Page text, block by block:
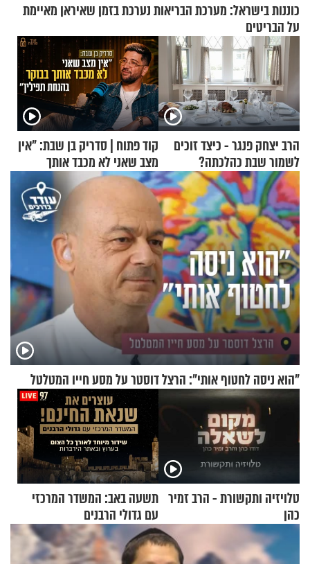
כוננות בישראל: מערכת הבריאות נערכת בזמן שאיראן מאיימת
על הבריטים
הרב יצחק פנגר - כיצד זוכים
לשמור שבת כהלכתה?
קוד פתוח | סדריק בן שבת: "אין
מצב שאני לא מכבד אותך
בבוקר בהנחת תפילין"
"הוא ניסה לחטוף אותי": הרצל דוסטר על מסע חייו המטלטל
טלויזיה ותקשורת - הרב זמיר
כהן
תשעה באב: המשדר המרכזי
עם גדולי הרבנים